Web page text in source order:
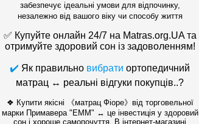
забезпечує ідеальні умови для відпочинку,
незалежно від вашого віку чи способу життя
✅ Купуйте онлайн 24/7 на Matras.org.UA та
отримуйте здоровий сон із задоволенням!
✔️ Як правильно вибрати ортопедичний
матрац ↔ реальні відгуки покупців..?
❖ Купити якісні 《матрац Фіоре》від торговельної
марки Примавера "EMM" ↔ це інвестиція у здоровий
сон і хороше самопочуття. В інтернет-магазині